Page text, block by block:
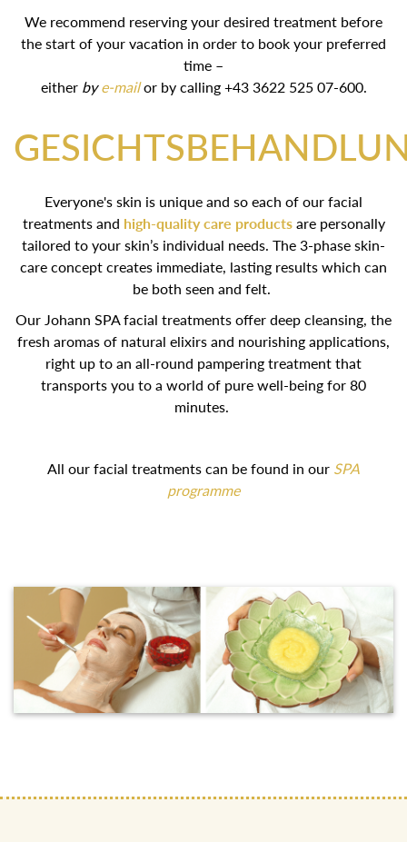
We recommend reserving your desired treatment before
the start of your vacation in order to book your preferred
time –
either bye-mailor by calling +43 3622 525 07-600.
Everyone's skin is unique and so each of our facial
treatments and high-quality care productsare personally
tailored to your skin’s individual needs. The 3-phase skin-
care concept creates immediate, lasting results which can
be both seen and felt.
Our Johann SPA facial treatments offer deep cleansing, the
fresh aromas of natural elixirs and nourishing applications,
right up to an all-round pampering treatment that
transports you to a world of pure well-being for 80
minutes.
All our facial treatments can be found in our SPA
programme